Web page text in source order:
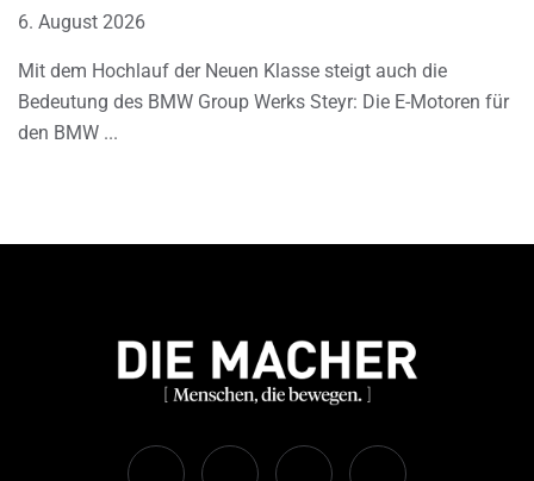
6. August 2026
Mit dem Hochlauf der Neuen Klasse steigt auch die
Bedeutung des BMW Group Werks Steyr: Die E-Motoren für
den BMW